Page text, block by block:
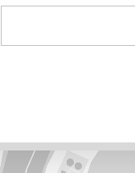
Alternative: